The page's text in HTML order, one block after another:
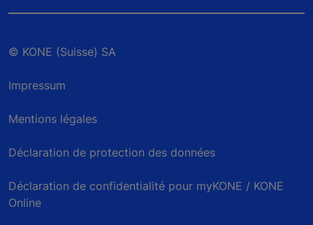
© KONE (Suisse) SA
Impressum
Mentions légales
Déclaration de protection des données
Déclaration de confidentialité pour myKONE / KONE
Online